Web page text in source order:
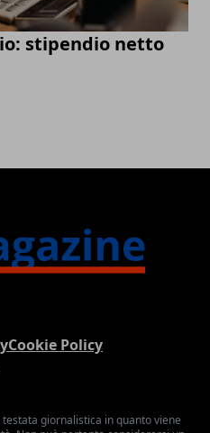
stipendio netto
Cookie Policy
giornalistica in quanto viene